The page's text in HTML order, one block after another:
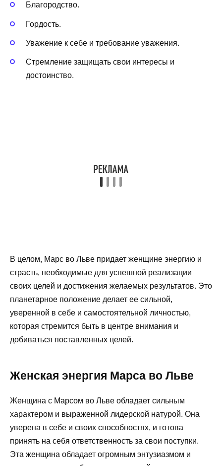
Благородство.
Гордость.
Уважение к себе и требование уважения.
Стремление защищать свои интересы и
достоинство.
В целом, Марс во Льве придает женщине энергию и
страсть, необходимые для успешной реализации
своих целей и достижения желаемых результатов. Это
планетарное положение делает ее сильной,
уверенной в себе и самостоятельной личностью,
которая стремится быть в центре внимания и
добиваться поставленных целей.
Женская энергия Марса во Льве
Женщина с Марсом во Льве обладает сильным
характером и выраженной лидерской натурой. Она
уверена в себе и своих способностях, и готова
принять на себя ответственность за свои поступки.
Эта женщина обладает огромным энтузиазмом и